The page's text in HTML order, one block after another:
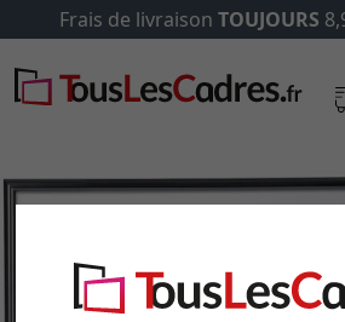
savoir plus ✓500